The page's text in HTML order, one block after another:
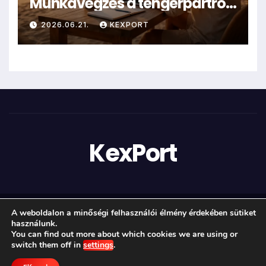
– valóság vagy mítosz?
2026.06.21. KEXPORT
KexPort
Proudly powered by WordPress| Theme: newstack by
Themeansar.
TechnológiaKarrier
A weboldalon a minőségi felhasználói élmény érdekében sütiket
használunk.
You can find out more about which cookies we are using or
switch them off in settings.